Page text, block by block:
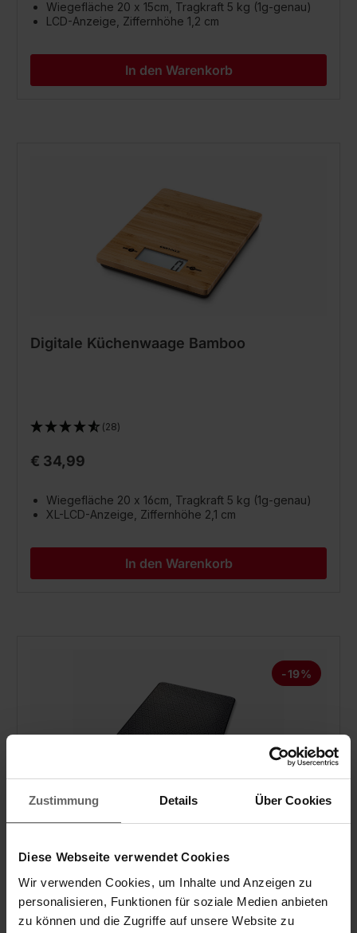
Zustimmung Details Über Cookies
Diese Webseite verwendet Cookies
Wir verwenden Cookies, um Inhalte und Anzeigen zu
personalisieren, Funktionen für soziale Medien anbieten
zu können und die Zugriffe auf unsere Website zu
Wiegefläche 20 x 15cm, Tragkraft 5 kg (1g-genau)
LCD-Anzeige, Ziffernhöhe 1,2 cm
In den Warenkorb
Digitale Küchenwaage Bamboo
(28)
€ 34,99
Wiegefläche 20 x 16cm, Tragkraft 5 kg (1g-genau)
XL-LCD-Anzeige, Ziffernhöhe 2,1 cm
In den Warenkorb
-19%
(44)